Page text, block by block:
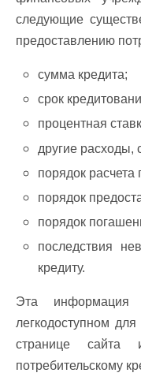
следующие
предоставлению
сумма кредита;
срок
процентная
другие расходы,
порядок расчета
порядок
порядок
последствия
кредиту.
Эта
легкодоступном
странице сайта
потребительскому